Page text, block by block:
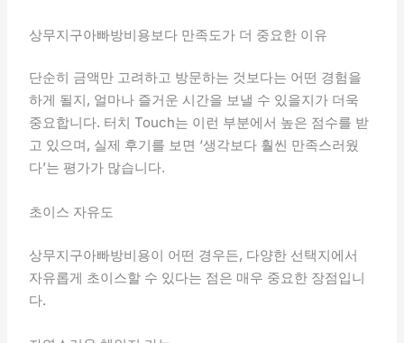
상무지구아빠방비용보다 만족도가 더 중요한 이유
단순히 금액만 고려하고 방문하는 것보다는 어떤 경험을
하게 될지, 얼마나 즐거운 시간을 보낼 수 있을지가 더욱
중요합니다. 터치 Touch는 이런 부분에서 높은 점수를 받
고 있으며, 실제 후기를 보면 ‘생각보다 훨씬 만족스러웠
다’는 평가가 많습니다.
초이스 자유도
상무지구아빠방비용이 어떤 경우든, 다양한 선택지에서
자유롭게 초이스할 수 있다는 점은 매우 중요한 장점입니
다.